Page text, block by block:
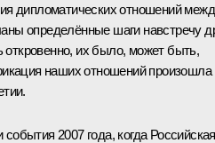
дипломатических отношений
определённые шаги навстречу
откровенно, их было, может быть,
наших отношений произошла
2007 года, когда Российская